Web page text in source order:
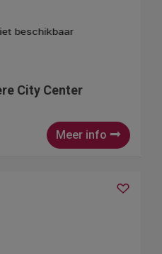
City Center
Meer info